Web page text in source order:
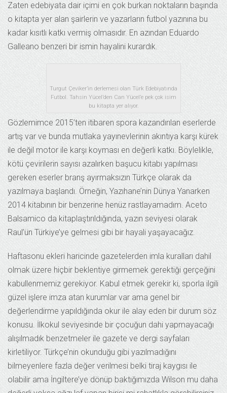
Zaten edebiyata dair içimi en çok burkan noktaların başında
o kitapta yer alan şairlerin ve yazarların futbol yazınına bu
kadar kısıtlı katkı vermiş olmasıdır. En azından Eduardo
Galleano benzeri bir ismin hayalini kurardık.
Turgut Çeviker’in derlemesi olan Türk Edebiyatında
Futbol. Tahsin Yücel’den Can Yücel’e pek çok isim
bu kitapta yer alıyor.
Gözlemimce 2015’ten itibaren spora kazandırılan eserlerde
artış var ve bunda mutlaka yayınevlerinin akıntıya karşı kürek
ile değil motor ile karşı koyması en değerli katkı. Böylelikle,
kötü çevirilerin sayısı azalırken başucu kitabı yapılması
gereken eserler branş ayırmaksızın Türkçe olarak da
yazılmaya başlandı. Örneğin, Yazıhane’nin Dünya Yanarken
2014 kitabının bir benzerine henüz rastlayamadım. Aceto
Balsamico da kitaplaştırıldığında, yazın seviyesi olarak
Raul’ün Türkiye’ye gelmesi gibi bir hayali yaşayacağız.
Haftasonu ekleri haricinde gazetelerden imla kuralları dahil
olmak üzere hiçbir beklentiye girmemek gerektiği gerçeğini
kabullenmemiz gerekiyor. Kabul etmek gerekir ki, sporla ilgili
güzel işlere imza atan kurumlar var ama genel bir
değerlendirme yapıldığında okur ile alay eden bir durum söz
konusu. İlkokul seviyesinde bir çocuğun dahi yapmayacağı
alışılmadık benzetmeler ile gazete ve dergi sayfaları
kirletiliyor. Türkçe’nin okunduğu gibi yazılmadığını
bilmeyenlere fazla değer verilmesi belki tiraj kaygısı ile
olabilir ama İngiltere’ye dönüp baktığımızda Wilson mu daha